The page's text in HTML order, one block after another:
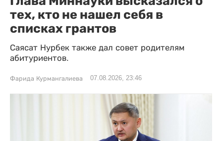
тех, кто не нашел себя в
списках грантов
Саясат Нурбек также дал совет родителям
абитуриентов.
Фарида Курмангалиева 07.08.2026, 23:46